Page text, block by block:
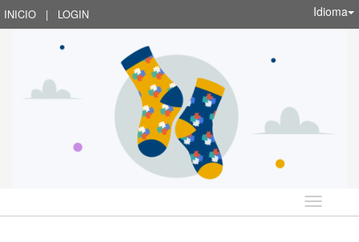
INICIO | LOGIN Idioma
Idioma